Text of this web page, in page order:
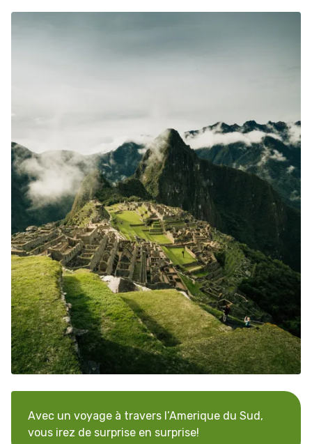
Avec un voyage à travers l’Amerique du Sud,
vous irez de surprise en surprise!